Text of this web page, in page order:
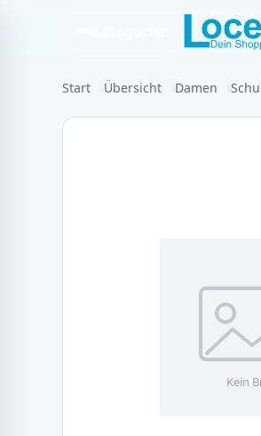
Start Übersicht Damen